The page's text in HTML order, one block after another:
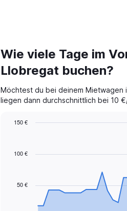
Wie viele Tage im
Llobregat buchen?
Möchtest du bei deinem Mietwagen
liegen dann durchschnittlich bei 10
data
The
50 €
100 €
150 €